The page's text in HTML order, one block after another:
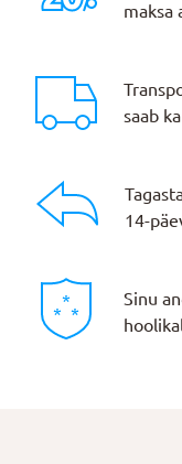
maksa
saab
14-
Sinu